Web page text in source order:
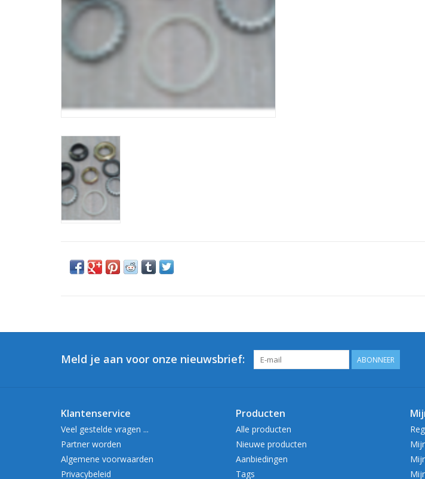
Meld je aan voor onze nieuwsbrief: ABONNEER
Klantenservice
Veel gestelde vragen ...
Partner worden
Algemene voorwaarden
Privacybeleid
Producten
Alle producten
Nieuwe producten
Aanbiedingen
Tags